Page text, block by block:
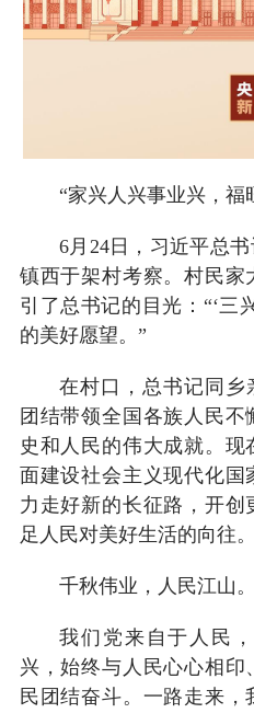
“家兴人兴事业兴，福
6月24日，习近平总
镇西于架村考察。村民家
引了总书记的目光：“‘三
的美好愿望。”
在村口，总书记同乡
团结带领全国各族人民
史和人民的伟大成就。
面建设社会主义现代化
力走好新的长征路，开
足人民对美好生活的向往
千秋伟业，人民江山。
我们党来自于人民
兴，始终与人民心心相印
民团结奋斗。一路走来